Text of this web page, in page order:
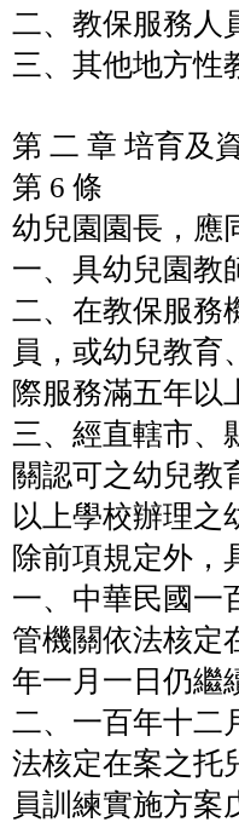
二、教保服務人
三、其他地方性
第 二 章 培育及
第 6 條
幼兒園園長，應
一、具幼兒園教
二、在教保服務
員，或幼兒教育
際服務滿五年以
三、經直轄市、
關認可之幼兒教
以上學校辦理之
除前項規定外，
一、中華民國一
管機關依法核定
年一月一日仍繼
二、一百年十二
法核定在案之托
員訓練實施方案